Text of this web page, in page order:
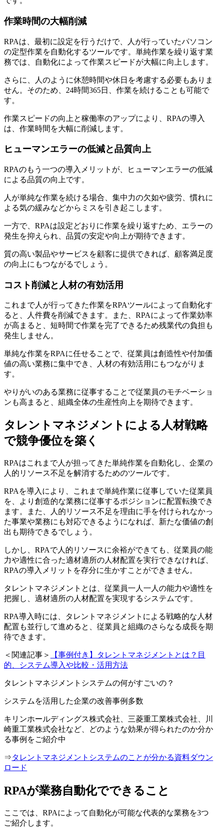
作業時間の大幅削減
RPAは、最初に設定を行うだけで、人が行っていたパソコン
の定型作業を自動化するツールです。単純作業を繰り返す業
務では、自動化によって作業スピードが大幅に向上します。
さらに、人のように休憩時間や休日を考慮する必要もありま
せん。そのため、24時間365日、作業を続けることも可能で
す。
作業スピードの向上と稼働率のアップにより、RPAの導入
は、作業時間を大幅に削減します。
ヒューマンエラーの低減と品質向上
RPAのもう一つの導入メリットが、ヒューマンエラーの低減
による品質の向上です。
人が単純な作業を続ける場合、集中力の欠如や疲労、慣れに
よる気の緩みなどからミスを引き起こします。
一方で、RPAは設定どおりに作業を繰り返すため、エラーの
発生を抑えられ、品質の安定や向上が期待できます。
質の高い製品やサービスを顧客に提供できれば、顧客満足度
の向上にもつながるでしょう。
コスト削減と人材の有効活用
これまで人が行ってきた作業をRPAツールによって自動化す
ると、人件費を削減できます。また、RPAによって作業効率
が高まると、短時間で作業を完了できるため残業代の負担も
発生しません。
単純な作業をRPAに任せることで、従業員は創造性や付加価
値の高い業務に集中でき、人材の有効活用にもつながりま
す。
やりがいのある業務に従事することで従業員のモチベーショ
ンも高まると、組織全体の生産性向上を期待できます。
タレントマネジメントによる人材戦略
で競争優位を築く
RPAはこれまで人が担ってきた単純作業を自動化し、企業の
人的リソース不足を解消するためのツールです。
RPAを導入により、これまで単純作業に従事していた従業員
を、より創造的な業務に従事するポジションに配置転換でき
ます。また、人的リソース不足を理由に手を付けられなかっ
た事業や業務にも対応できるようになれば、新たな価値の創
出も期待できるでしょう。
しかし、RPAで人的リソースに余裕ができても、従業員の能
力や適性に合った適材適所の人材配置を実行できなければ、
RPAの導入メリットを存分に生かすことができません。
タレントマネジメントとは、従業員一人一人の能力や適性を
把握し、適材適所の人材配置を実現するシステムです。
RPA導入時には、タレントマネジメントによる戦略的な人材
配置も並行して進めると、従業員と組織のさらなる成長を期
待できます。
＜関連記事＞
【事例付き】タレントマネジメントとは？目
的、システム導入や比較・活用方法
タレントマネジメントシステムの何がすごいの？
システムを活用した企業の改善事例多数
キリンホールディングス株式会社、三菱重工業株式会社、川
崎重工業株式会社など、どのような効果が得られたのか分か
る事例をご紹介中
⇒タレントマネジメントシステムのことが分かる資料ダウン
ロード
RPAが業務自動化でできること
ここでは、RPAによって自動化が可能な代表的な業務を3つ
ご紹介します。